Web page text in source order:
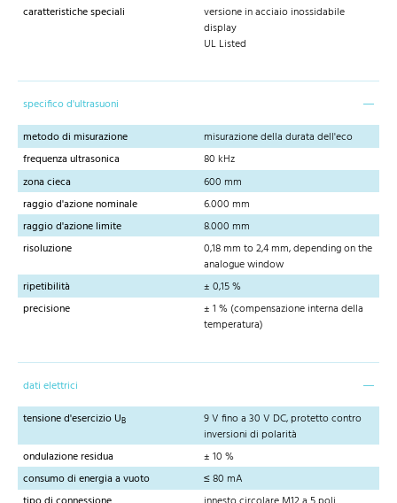
caratteristiche speciali
versione in acciaio inossidabile
display
UL Listed
specifico d'ultrasuoni
metodo di misurazione
misurazione della durata dell'eco
frequenza ultrasonica
80 kHz
zona cieca
600 mm
raggio d'azione nominale
6.000 mm
raggio d'azione limite
8.000 mm
risoluzione
0,18 mm to 2,4 mm, depending on the
analogue window
ripetibilità
± 0,15 %
precisione
± 1 % (compensazione interna della
temperatura)
dati elettrici
tensione d'esercizio UB
9 V fino a 30 V DC, protetto contro
inversioni di polarità
ondulazione residua
± 10 %
consumo di energia a vuoto
≤ 80 mA